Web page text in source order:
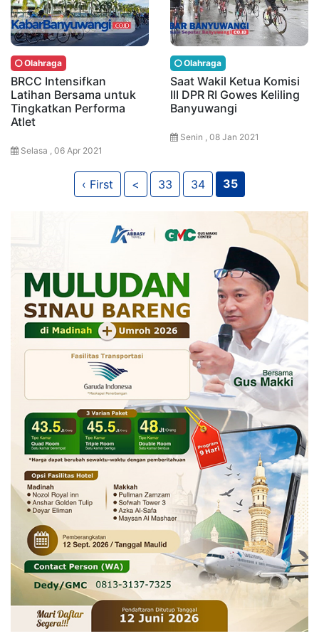
Olahraga
BRCC Intensifkan
Latihan Bersama untuk
Tingkatkan Performa
Atlet
Selasa , 06 Apr 2021
Olahraga
Saat Wakil Ketua Komisi
III DPR RI Gowes Keliling
Banyuwangi
Senin , 08 Jan 2021
‹ First < 33 34 35